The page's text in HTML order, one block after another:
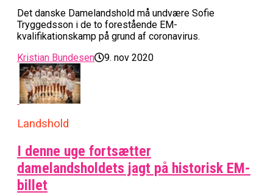
Det danske Damelandshold må undvære Sofie
Tryggedsson i de to forestående EM-
kvalifikationskamp på grund af coronavirus.
Kristian Bundesen
9. nov 2020
Landshold
I denne uge fortsætter
damelandsholdets jagt på historisk EM-
billet